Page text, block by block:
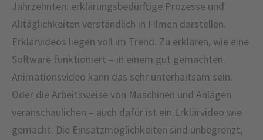
Jahrzehnten: erklärungsbedürftige Prozesse und
Alltäglichkeiten verständlich in Filmen darstellen.
Erklärvideos liegen voll im Trend. Zu erklären, wie eine
Software funktioniert – in einem gut gemachten
Animationsvideo kann das sehr unterhaltsam sein.
Oder die Arbeitsweise von Maschinen und Anlagen
veranschaulichen – auch dafür ist ein Erklärvideo wie
gemacht. Die Einsatzmöglichkeiten sind unbegrenzt,